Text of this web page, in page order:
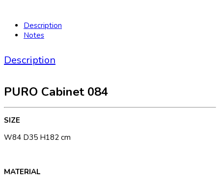
Description
Notes
Description
PURO Cabinet 084
SIZE
W84 D35 H182 cm
MATERIAL